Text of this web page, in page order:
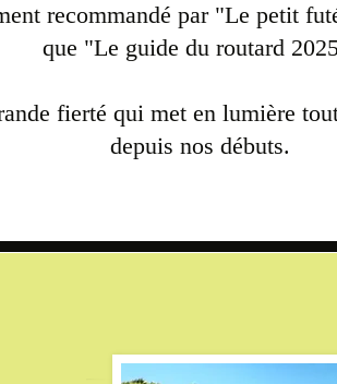
recommandé par "Le petit
que "Le guide du routard
fierté qui met en lumière
depuis nos débuts.